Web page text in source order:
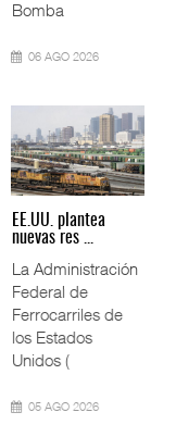
(ENAMOV)
03 AGO 2026